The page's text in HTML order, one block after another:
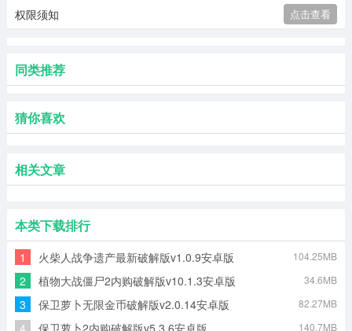
权限须知
点击查看
同类推荐
猜你喜欢
相关文章
本类下载排行
1 火柴人战争遗产最新破解版v1.0.9安卓版 104.25MB
2 植物大战僵尸2内购破解版v10.1.3安卓版 34.6MB
3 保卫萝卜无限金币破解版v2.0.14安卓版 82.27MB
140.7MB